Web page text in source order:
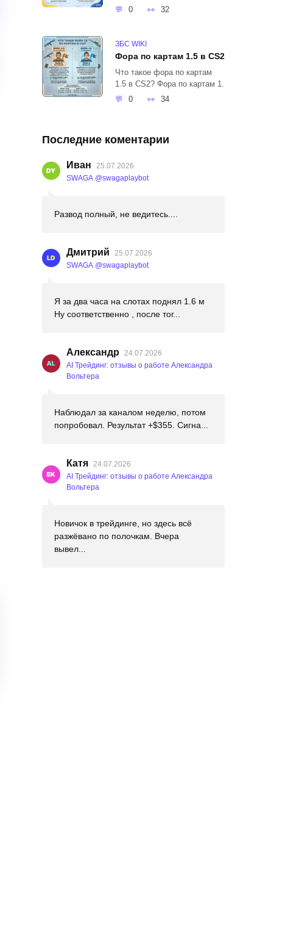
0
32
ЗБС WIKI
Фора по картам 1.5 в CS2
Что такое фора по картам
1.5 в CS2? Фора по картам 1.
0
34
Последние коментарии
Иван
25.07.2026
SWAGA @swagaplaybot
Развод полный, не ведитесь....
Дмитрий
25.07.2026
SWAGA @swagaplaybot
Я за два часа на слотах поднял 1.6 м
Ну соответственно , после тог...
Александр
24.07.2026
AI Трейдинг: отзывы о работе Александра
Вольтера
Наблюдал за каналом неделю, потом
попробовал. Результат +$355. Сигна...
Катя 24.07.2026
AI Трейдинг: отзывы о работе Александра
Вольтера
Новичок в трейдинге, но здесь всё
разжёвано по полочкам. Вчера
вывел...